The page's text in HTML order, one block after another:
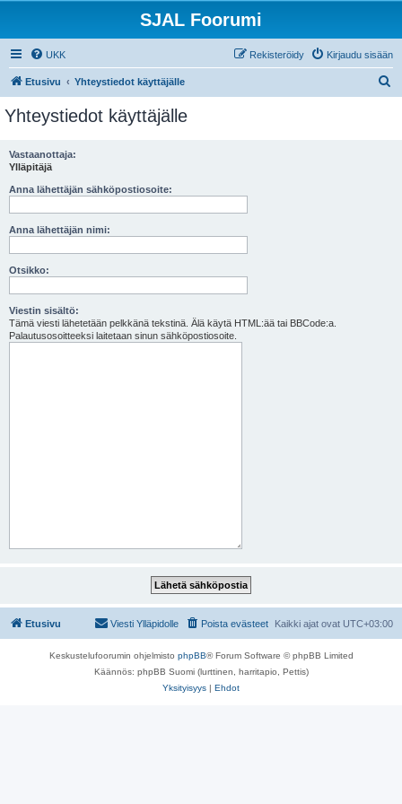
SJAL Foorumi
UKK Kirjaudu sisään
Rekisteröidy
Etusivu Yhteystiedot käyttäjälle
Yhteystiedot käyttäjälle
Vastaanottaja:
Ylläpitäjä
Anna lähettäjän sähköpostiosoite:
Anna lähettäjän nimi:
Otsikko:
Viestin sisältö:
Tämä viesti lähetetään pelkkänä tekstinä. Älä käytä HTML:ää tai BBCode:a.
Palautusosoitteeksi laitetaan sinun sähköpostiosoite.
Etusivu Kaikki ajat ovat UTC+03:00
Poista evästeet
Viesti Ylläpidolle
Keskustelufoorumin ohjelmisto phpBB® Forum Software © phpBB Limited
Käännös: phpBB Suomi (lurttinen, harritapio, Pettis)
Yksityisyys | Ehdot